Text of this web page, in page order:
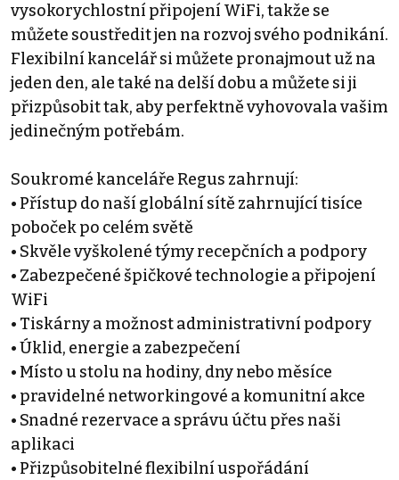
vysokorychlostní připojení WiFi, takže se
můžete soustředit jen na rozvoj svého podnikání.
Flexibilní kancelář si můžete pronajmout už na
jeden den, ale také na delší dobu a můžete si ji
přizpůsobit tak, aby perfektně vyhovovala vašim
jedinečným potřebám.
Soukromé kanceláře Regus zahrnují:
• Přístup do naší globální sítě zahrnující tisíce
poboček po celém světě
• Skvěle vyškolené týmy recepčních a podpory
• Zabezpečené špičkové technologie a připojení
WiFi
• Tiskárny a možnost administrativní podpory
• Úklid, energie a zabezpečení
• Místo u stolu na hodiny, dny nebo měsíce
• pravidelné networkingové a komunitní akce
• Snadné rezervace a správu účtu přes naši
aplikaci
• Přizpůsobitelné flexibilní uspořádání